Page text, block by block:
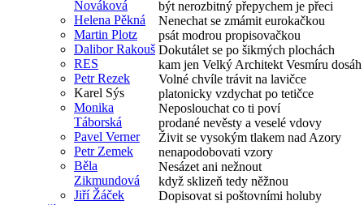
Nováková
Helena Pěkná
Martin Plotz
Dalibor Rakouš
RES
Petr Rezek
Karel Sýs
Monika
Táborská
Pavel Verner
Petr Zemek
Běla
Zikmundová
Jiří Žáček
být nerozbitný přepychem je přeci
Nenechat se zmámit eurokačkou
psát modrou propisovačkou
Dokutálet se po šikmých plochách
kam jen Velký Architekt Vesmíru dosáh
Volné chvíle trávit na lavičce
platonicky vzdychat po tetičce
Neposlouchat co ti poví
prodané nevěsty a veselé vdovy
Živit se vysokým tlakem nad Azory
nenapodobovati vzory
Nesázet ani nežnout
když sklizeň tedy něžnou
Dopisovat si poštovními holuby